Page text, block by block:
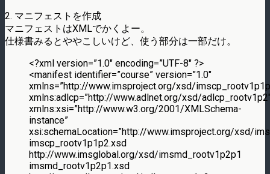
2. マニフェストを作成
マニフェストはXMLでかくよー。
仕様書みるとややこしいけど、使う部分は一部だけ。
<?xml version=”1.0″ encoding=”UTF-8″ ?>
<manifest identifier=”course” version=”1.0″
xmlns=”http://www.imsproject.org/xsd/
xmlns:adlcp=”http://www.adlnet.org/xsd/
xmlns:xsi=”http://www.w3.org/2001/XMLSchema-
instance”
xsi:schemaLocation=”http://www.imsproject.org/xsd/
imscp_rootv1p1p2.xsd
http://www.imsglobal.org/xsd/imsmd_rootv1p2p1
imsmd_rootv1p2p1.xsd